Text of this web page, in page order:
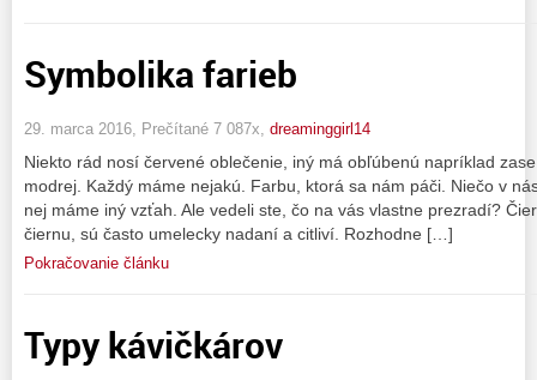
Symbolika farieb
29. marca 2016, Prečítané 7 087x, dreaminggirl14
Niekto rád nosí červené oblečenie, iný má obľúbenú napríklad
modrej. Každý máme nejakú. Farbu, ktorá sa nám páči. Niečo v
nej máme iný vzťah. Ale vedeli ste, čo na vás vlastne prezradí?
čiernu, sú často umelecky nadaní a citliví. Rozhodne […]
Pokračovanie článku
Typy kávičkárov